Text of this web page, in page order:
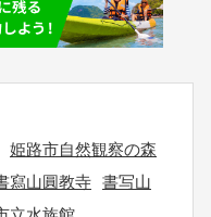
姫路市自然観察の森
寫山圓教寺 書写山